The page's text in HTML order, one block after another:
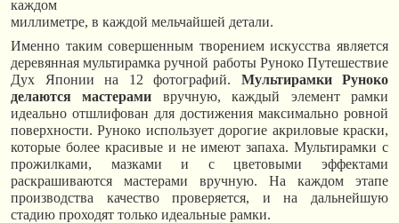
каждом
миллиметре, в каждой мельчайшей детали.
Именно таким совершенным творением искусства является
деревянная мультирамка ручной работы Руноко Путешествие
Дух Японии на 12 фотографий. Мультирамки Руноко
делаются мастерами вручную, каждый элемент рамки
идеально отшлифован для достижения максимально ровной
поверхности. Руноко использует дорогие акриловые краски,
которые более красивые и не имеют запаха. Мультирамки с
прожилками, мазками и с цветовыми эффектами
раскрашиваются мастерами вручную. На каждом этапе
производства качество проверяется, и на дальнейшую
стадию проходят только идеальные рамки.